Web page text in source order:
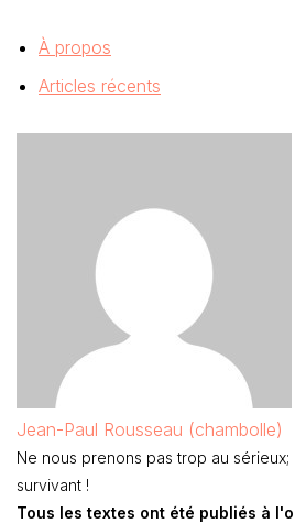
À propos
Articles récents
Jean-Paul Rousseau (chambolle)
Ne nous prenons pas trop au sérieux;
survivant !
Tous les textes ont été publiés à